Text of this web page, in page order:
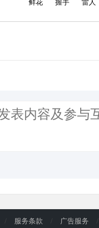
鲜花 握手 雷人
/ 服务条款 / 广告服务 /